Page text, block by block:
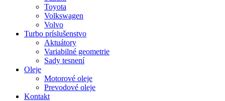
Toyota
Volkswagen
Volvo
Turbo príslušenstvo
Aktuátory
Variabilné geometrie
Sady tesnení
Oleje
Motorové oleje
Prevodové oleje
Kontakt